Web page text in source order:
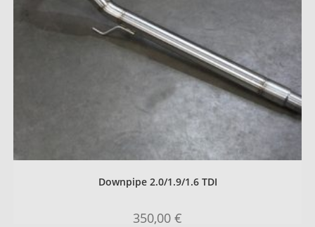
Downpipe 2.0/1.9/1.6 TDI
350,00 €